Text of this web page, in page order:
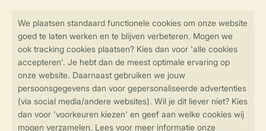
Controle over jouw gegevens &
SSL certificaat
Veilige gegevensoverdracht
Veilige betaling